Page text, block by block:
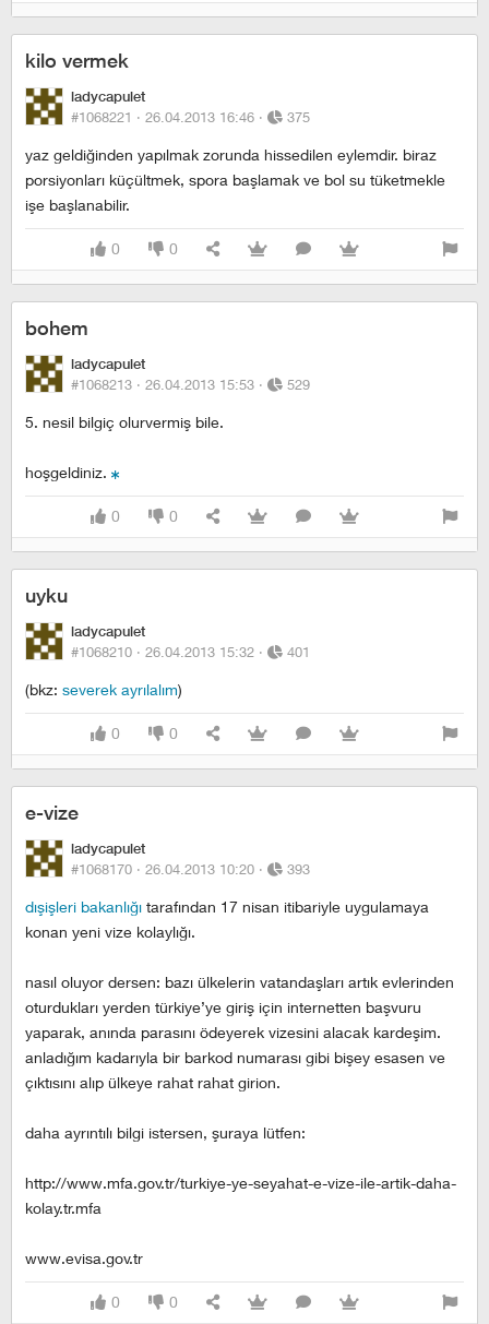
kilo vermek
ladycapulet
#1068221 · 26.04.2013 16:46 · 375
yaz geldiğinden yapılmak zorunda hissedilen eylemdir. biraz
porsiyonları küçültmek, spora başlamak ve bol su tüketmekle
işe başlanabilir.
0 0
bohem
ladycapulet
#1068213 · 26.04.2013 15:53 · 529
5. nesil bilgiç olurvermiş bile.
hoşgeldiniz.
0 0
uyku
ladycapulet
#1068210 · 26.04.2013 15:32 · 401
(bkz: severek ayrılalım)
0 0
e-vize
ladycapulet
#1068170 · 26.04.2013 10:20 · 393
dışişleri bakanlığı tarafından 17 nisan itibariyle uygulamaya
konan yeni vize kolaylığı.
nasıl oluyor dersen: bazı ülkelerin vatandaşları artık evlerinden
oturdukları yerden türkiye’ye giriş için internetten başvuru
yaparak, anında parasını ödeyerek vizesini alacak kardeşim.
anladığım kadarıyla bir barkod numarası gibi bişey esasen ve
çıktısını alıp ülkeye rahat rahat girion.
daha ayrıntılı bilgi istersen, şuraya lütfen:
http://www.mfa.gov.tr/turkiye-ye-seyahat-e-vize-ile-artik-daha-
kolay.tr.mfa
www.evisa.gov.tr
0 0